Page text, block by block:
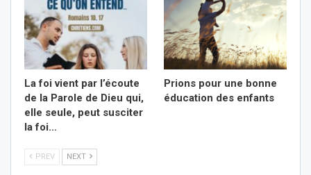
La foi vient par l’écoute
de la Parole de Dieu qui,
elle seule, peut susciter
la foi…
Prions pour une bonne
éducation des enfants
PREV NEXT